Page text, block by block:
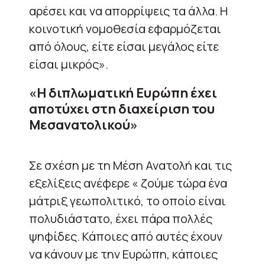
αρέσει και να απορρίψεις τα άλλα. Η
κοινοτική νομοθεσία εφαρμόζεται
από όλους, είτε είσαι μεγάλος είτε
είσαι μικρός».
«Η διπλωματική Ευρώπη έχει
αποτύχει στη διαχείριση του
Μεσανατολικού»
Σε σχέση με τη Μέση Ανατολή και τις
εξελίξεις ανέφερε « ζούμε τώρα ένα
μάτριξ γεωπολιτικό, το οποίο είναι
πολυδιάστατο, έχει πάρα πολλές
ψηφίδες. Κάποιες από αυτές έχουν
να κάνουν με την Ευρώπη, κάποιες